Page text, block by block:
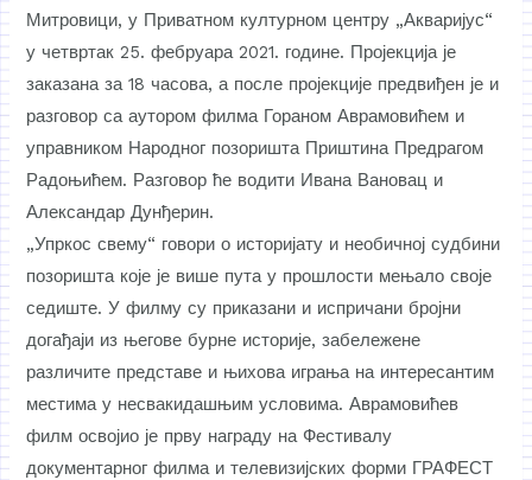
Митровици, у Приватном културном центру „Акваријус“
у четвртак 25. фебруара 2021. године. Пројекција је
заказана за 18 часова, а после пројекције предвиђен је и
разговор са аутором филма Гораном Аврамовићем и
управником Народног позоришта Приштина Предрагом
Радоњићем. Разговор ће водити Ивана Вановац и
Александар Дунђерин.
„Упркос свему“ говори о историјату и необичној судбини
позоришта које је више пута у прошлости мењало своје
седиште. У филму су приказани и испричани бројни
догађаји из његове бурне историје, забележене
различите представе и њихова играња на интересантим
местима у несвакидашњим условима. Аврамовићев
филм освојио је прву награду на Фестивалу
документарног филма и телевизијских форми ГРАФЕСТ